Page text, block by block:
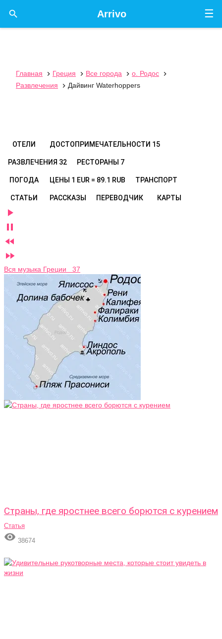
☰
Arrivo

Главная  Греция  Все города  о. Родос

Развлечения
 Дайвинг Waterhoppers
ОТЕЛИ ДОСТОПРИМЕЧАТЕЛЬНОСТИ 15
РАЗВЛЕЧЕНИЯ 32 РЕСТОРАНЫ 7
ПОГОДА ЦЕНЫ 1 EUR = 89.1 RUB ТРАНСПОРТ
СТАТЬИ РАССКАЗЫ ПЕРЕВОДЧИК КАРТЫ




Вся музыка Греции 37
Страны, где яростнее всего борются с курением
Статья
 38674